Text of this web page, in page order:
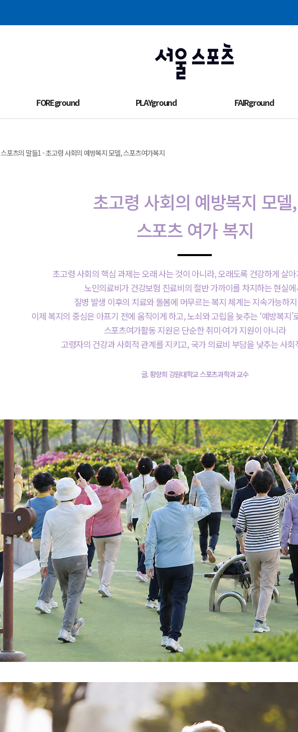
FOREground PLAYground FAIRground
스포츠의 말들1 - 초고령 사회의 예방복지 모델, 스포츠여가복지
초고령 사회의 예방복지 모델,
스포츠 여가 복지
초고령 사회의 핵심 과제는 오래 사는 것이 아니라, 오래도록 건강하게 살
노인의료비가 건강보험 진료비의 절반 가까이를 차지하는 현실에
질병 발생 이후의 치료와 돌봄에 머무르는 복지 체계는 지속가능하
이제 복지의 중심은 아프기 전에 움직이게 하고, 노쇠와 고립을 늦추는 ‘예방복지’
스포츠여가활동 지원은 단순한 취미·여가 지원이 아니라
고령자의 건강과 사회적 관계를 지키고, 국가 의료비 부담을 낮추는 사회
글. 황향희 강원대학교 스포츠과학과 교수